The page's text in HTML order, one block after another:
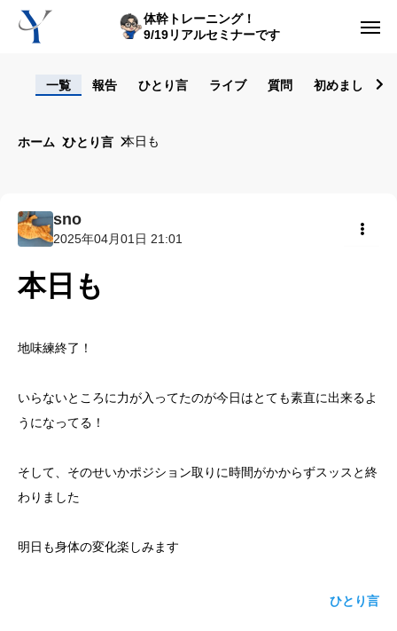
体幹トレーニング！
9/19リアルセミナーです
一覧 報告 ひとり言 ライブ 質問 初めまして！
ホーム ひとり言 本日も
sno
2025年04月01日 21:01
本日も
地味練終了！
いらないところに力が入ってたのが今日はとても素直に出来るよ
うになってる！
そして、そのせいかポジション取りに時間がかからずスッスと終
わりました
明日も身体の変化楽しみます
ひとり言
ライブレッスン
入会方法
トップ画面ガイド
yoshidaコラム